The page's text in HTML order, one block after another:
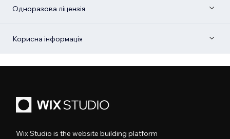
Одноразова ліцензія
Корисна інформація
Wix Studio is the website building platform